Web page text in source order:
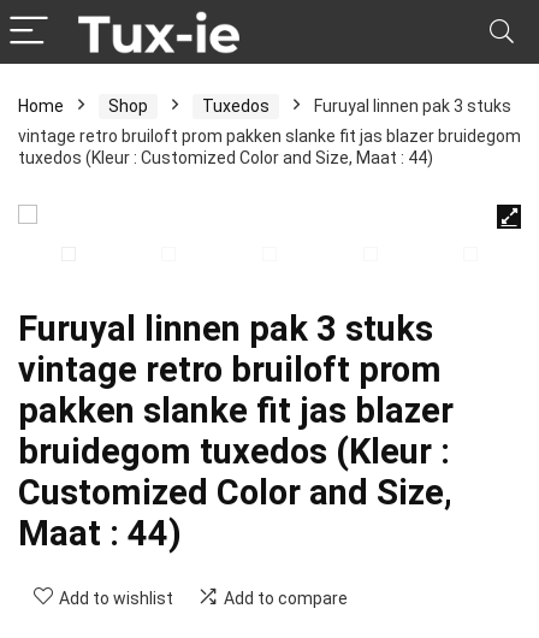
Home Shop Tuxedos
Furuyal linnen pak 3 stuks
vintage retro bruiloft prom pakken slanke fit jas blazer bruidegom
tuxedos (Kleur : Customized Color and Size, Maat : 44)
Furuyal linnen pak 3 stuks
vintage retro bruiloft prom
pakken slanke fit jas blazer
bruidegom tuxedos (Kleur :
Customized Color and Size,
Maat : 44)
Add to wishlist Add to compare